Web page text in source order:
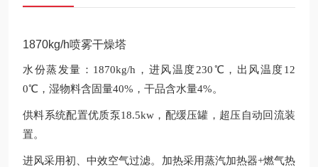
1870kg/h喷雾干燥塔
水份蒸发量：1870kg/h，进风温度230℃，出风温度12
0℃，湿物料含固量40%，干品含水量4%。
供料系统配置优质泵18.5kw，配缓压罐，超压自动回流装
置。
进风采用初、中效空气过滤。加热采用蒸汽加热器+燃气热